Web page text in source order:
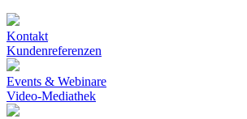
Kontakt
Kundenreferenzen
Events & Webinare
Video-Mediathek